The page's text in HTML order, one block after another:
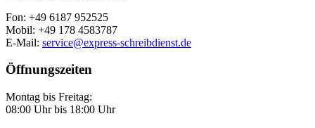
Fon: +49 6187 952525
Mobil: +49 178 4583787
E-Mail: service@express-schreibdienst.de
Öffnungszeiten
Montag bis Freitag:
08:00 Uhr bis 18:00 Uhr